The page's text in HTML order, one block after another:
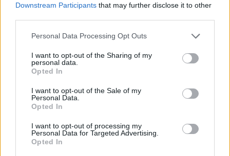
Downstream Participants that may further disclose it to other
Personal Data Processing Opt Outs
I want to opt-out of the Sharing of my
personal data.
Opted In
I want to opt-out of the Sale of my
Personal Data.
Opted In
I want to opt-out of processing my
Personal Data for Targeted Advertising.
Opted In